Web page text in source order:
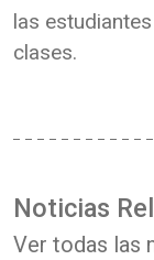
las
clases.
Noticias
Ver todas las